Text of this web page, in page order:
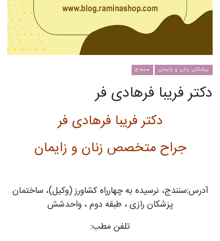
پزشکان زنان و زایمان سنندج
دکتر فریبا فرهادی فر
دکتر فریبا فرهادی فر
جراح متخصص زنان و زایمان
آدرس:سنندج، نرسیده به چهارراه کشاورز (وکیل)، ساختمان
پزشکان رازی ، طبقه دوم ، واحدشش
تلفن مطب: